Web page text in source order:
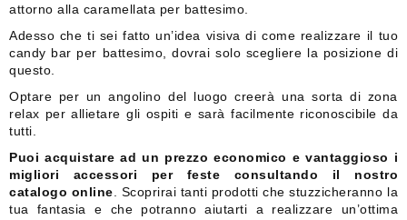
attorno alla caramellata per battesimo.
Adesso che ti sei fatto un’idea visiva di come realizzare il tuo
candy bar per battesimo, dovrai solo scegliere la posizione di
questo.
Optare per un angolino del luogo creerà una sorta di zona
relax per allietare gli ospiti e sarà facilmente riconoscibile da
tutti.
Puoi acquistare ad un prezzo economico e vantaggioso i
migliori accessori per feste consultando il nostro
catalogo online . Scoprirai tanti prodotti che stuzzicheranno la
tua fantasia e che potranno aiutarti a realizzare un’ottima